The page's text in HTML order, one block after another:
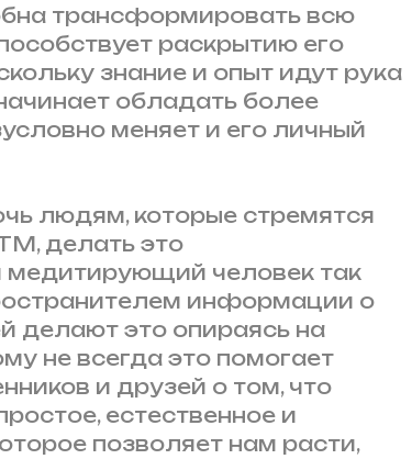
трансформировать всю
раскрытию его
знание и опыт идут рука
обладать более
меняет и его личный
людям, которые стремятся
делать это
человек так
информации о
делают это опираясь на
не всегда это помогает
и друзей о том, что
естественное и
позволяет нам расти,